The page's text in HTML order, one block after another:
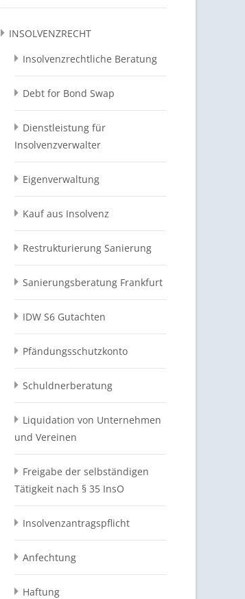
INSOLVENZRECHT
Insolvenzrechtliche Beratung
Debt for Bond Swap
Dienstleistung für
Insolvenzverwalter
Eigenverwaltung
Kauf aus Insolvenz
Restrukturierung Sanierung
Sanierungsberatung Frankfurt
IDW S6 Gutachten
Pfändungsschutzkonto
Schuldnerberatung
Liquidation von Unternehmen
und Vereinen
Freigabe der selbständigen
Tätigkeit nach § 35 InsO
Insolvenzantragspflicht
Anfechtung
Haftung